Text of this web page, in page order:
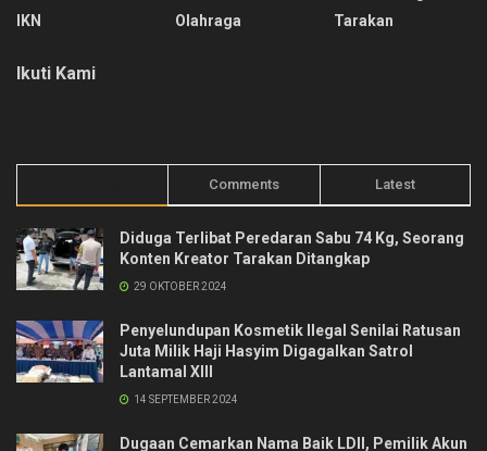
IKN
Olahraga
Tarakan
Ikuti Kami
Comments Latest
Diduga Terlibat Peredaran Sabu 74 Kg, Seorang
Konten Kreator Tarakan Ditangkap
29 OKTOBER 2024
Penyelundupan Kosmetik Ilegal Senilai Ratusan
Juta Milik Haji Hasyim Digagalkan Satrol
Lantamal XIII
14 SEPTEMBER 2024
Dugaan Cemarkan Nama Baik LDII, Pemilik Akun